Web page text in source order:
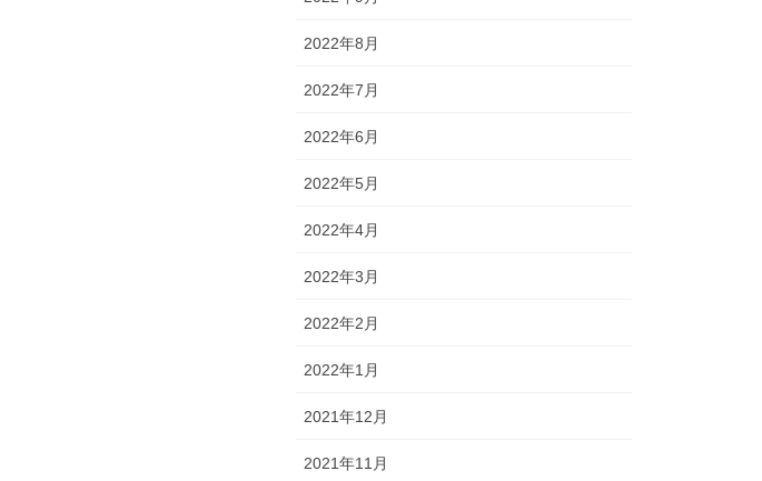
2022年8月
2022年7月
2022年6月
2022年5月
2022年4月
2022年3月
2022年2月
2022年1月
2021年12月
2021年11月